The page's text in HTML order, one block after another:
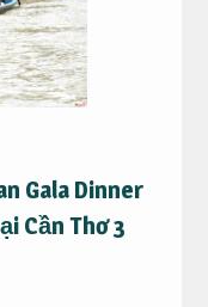
Gala Dinner
Cần Thơ 3